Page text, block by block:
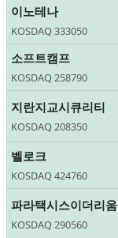
이노테나
KOSDAQ 333050
소프트캠프
KOSDAQ 258790
지란지교시큐리티
KOSDAQ 208350
벨로크
KOSDAQ 424760
파라택시스이더리움
KOSDAQ 290560